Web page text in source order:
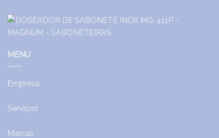
MENU
Empresa
Serviços
Marcas